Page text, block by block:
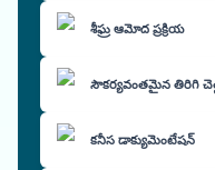
శీఘ్ర ఆమోద ప్రక్రియ
సౌకర్యవంతమైన తిరిగి
కనీస డాక్యుమెంటేషన్